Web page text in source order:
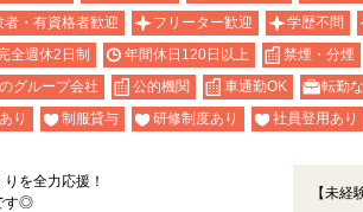
者・有資格者歓迎 フリーター歓迎 学歴不問
全週休2日制 年間休日120日以上 禁煙・分煙
グループ会社
公的機関 車通勤OK 転勤
り
制服貸与 研修制度あり 社員登用あり
を全力応援！
す◎
【未経